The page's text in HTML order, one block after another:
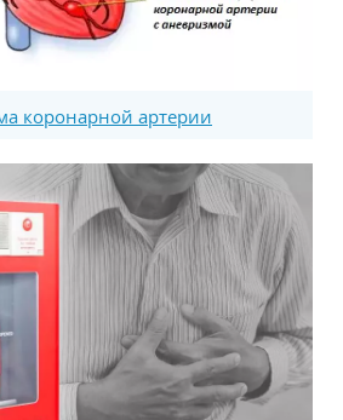
коронарной артерии